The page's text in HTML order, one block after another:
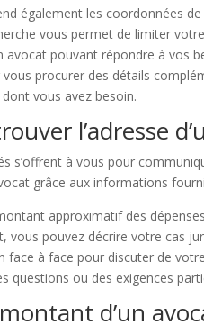
également les coordonnées
vous permet de limiter
avocat pouvant répondre à vos
procurer des détails
dont vous avez besoin.
l’adresse
s’offrent à vous pour
grâce aux informations
approximatif des
vous pouvez décrire votre cas
face à face pour discuter de
questions ou des exigences
d’un